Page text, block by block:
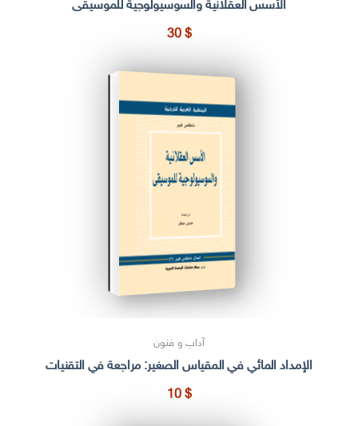
الأسس العقلانية والسوسيولوجية للموسيقى
30 $
آداب و فنون
الإمداد المائي في المقياس الصغير: مراجعة في التقنيات
10 $